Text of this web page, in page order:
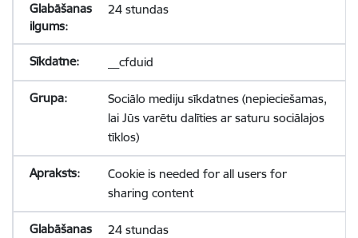
24 stundas
__cfduid
Sociālo mediju sīkdatnes (nepieciešamas,
lai Jūs varētu dalīties ar saturu sociālajos
tīklos)
Cookie is needed for all users for
sharing content
24 stundas